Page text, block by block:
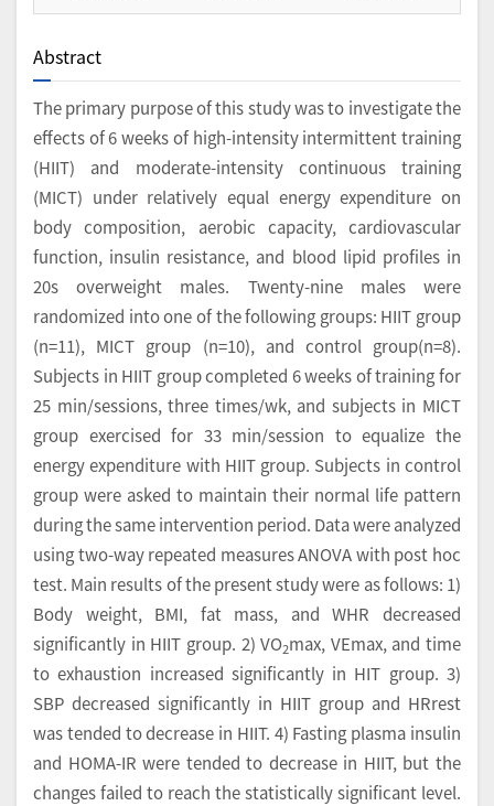
Abstract
The primary purpose of this study was to investigate the
effects of 6 weeks of high-intensity intermittent training
(HIIT) and moderate-intensity continuous training
(MICT) under relatively equal energy expenditure on
body composition, aerobic capacity, cardiovascular
function, insulin resistance, and blood lipid profiles in
20s overweight males. Twenty-nine males were
randomized into one of the following groups: HIIT group
(n=11), MICT group (n=10), and control group(n=8).
Subjects in HIIT group completed 6 weeks of training for
25 min/sessions, three times/wk, and subjects in MICT
group exercised for 33 min/session to equalize the
energy expenditure with HIIT group. Subjects in control
group were asked to maintain their normal life pattern
during the same intervention period. Data were analyzed
using two-way repeated measures ANOVA with post hoc
test. Main results of the present study were as follows: 1)
Body weight, BMI, fat mass, and WHR decreased
significantly in HIIT group. 2) VO2max, VEmax, and time
to exhaustion increased significantly in HIT group. 3)
SBP decreased significantly in HIIT group and HRrest
was tended to decrease in HIIT. 4) Fasting plasma insulin
and HOMA-IR were tended to decrease in HIIT, but the
changes failed to reach the statistically significant level.